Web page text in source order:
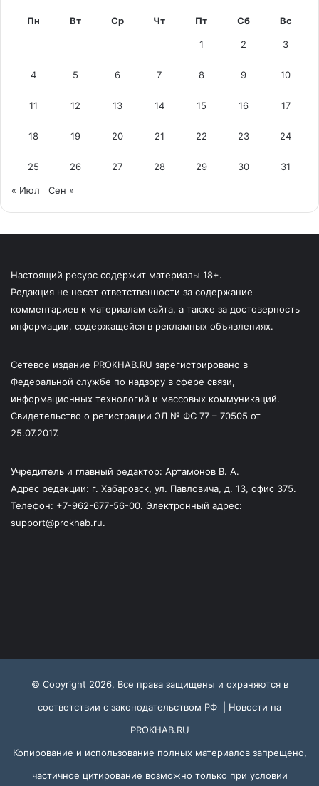
Пн Вт Ср Чт Пт Сб Вс
1 2 3
4 5 6 7 8 9 10
11 12 13 14 15 16 17
18 19 20 21 22 23 24
25 26 27 28 29 30 31
« Июл Сен »
Настоящий ресурс содержит материалы 18+.
Редакция не несет ответственности за содержание
комментариев к материалам сайта, а также за достоверность
информации, содержащейся в рекламных объявлениях.
Сетевое издание PROKHAB.RU зарегистрировано в
Федеральной службе по надзору в сфере связи,
информационных технологий и массовых коммуникаций.
Свидетельство о регистрации ЭЛ № ФС 77 – 70505 от
25.07.2017.
Учредитель и главный редактор: Артамонов В. А.
Адрес редакции: г. Хабаровск, ул. Павловича, д. 13, офис 375.
Телефон: +7-962-677-56-00. Электронный адрес:
support@prokhab.ru.
© Copyright 2026, Все права защищены и охраняются в
соответствии с законодательством РФ | Новости на
PROKHAB.RU
Копирование и использование полных материалов запрещено,
частичное цитирование возможно только при условии